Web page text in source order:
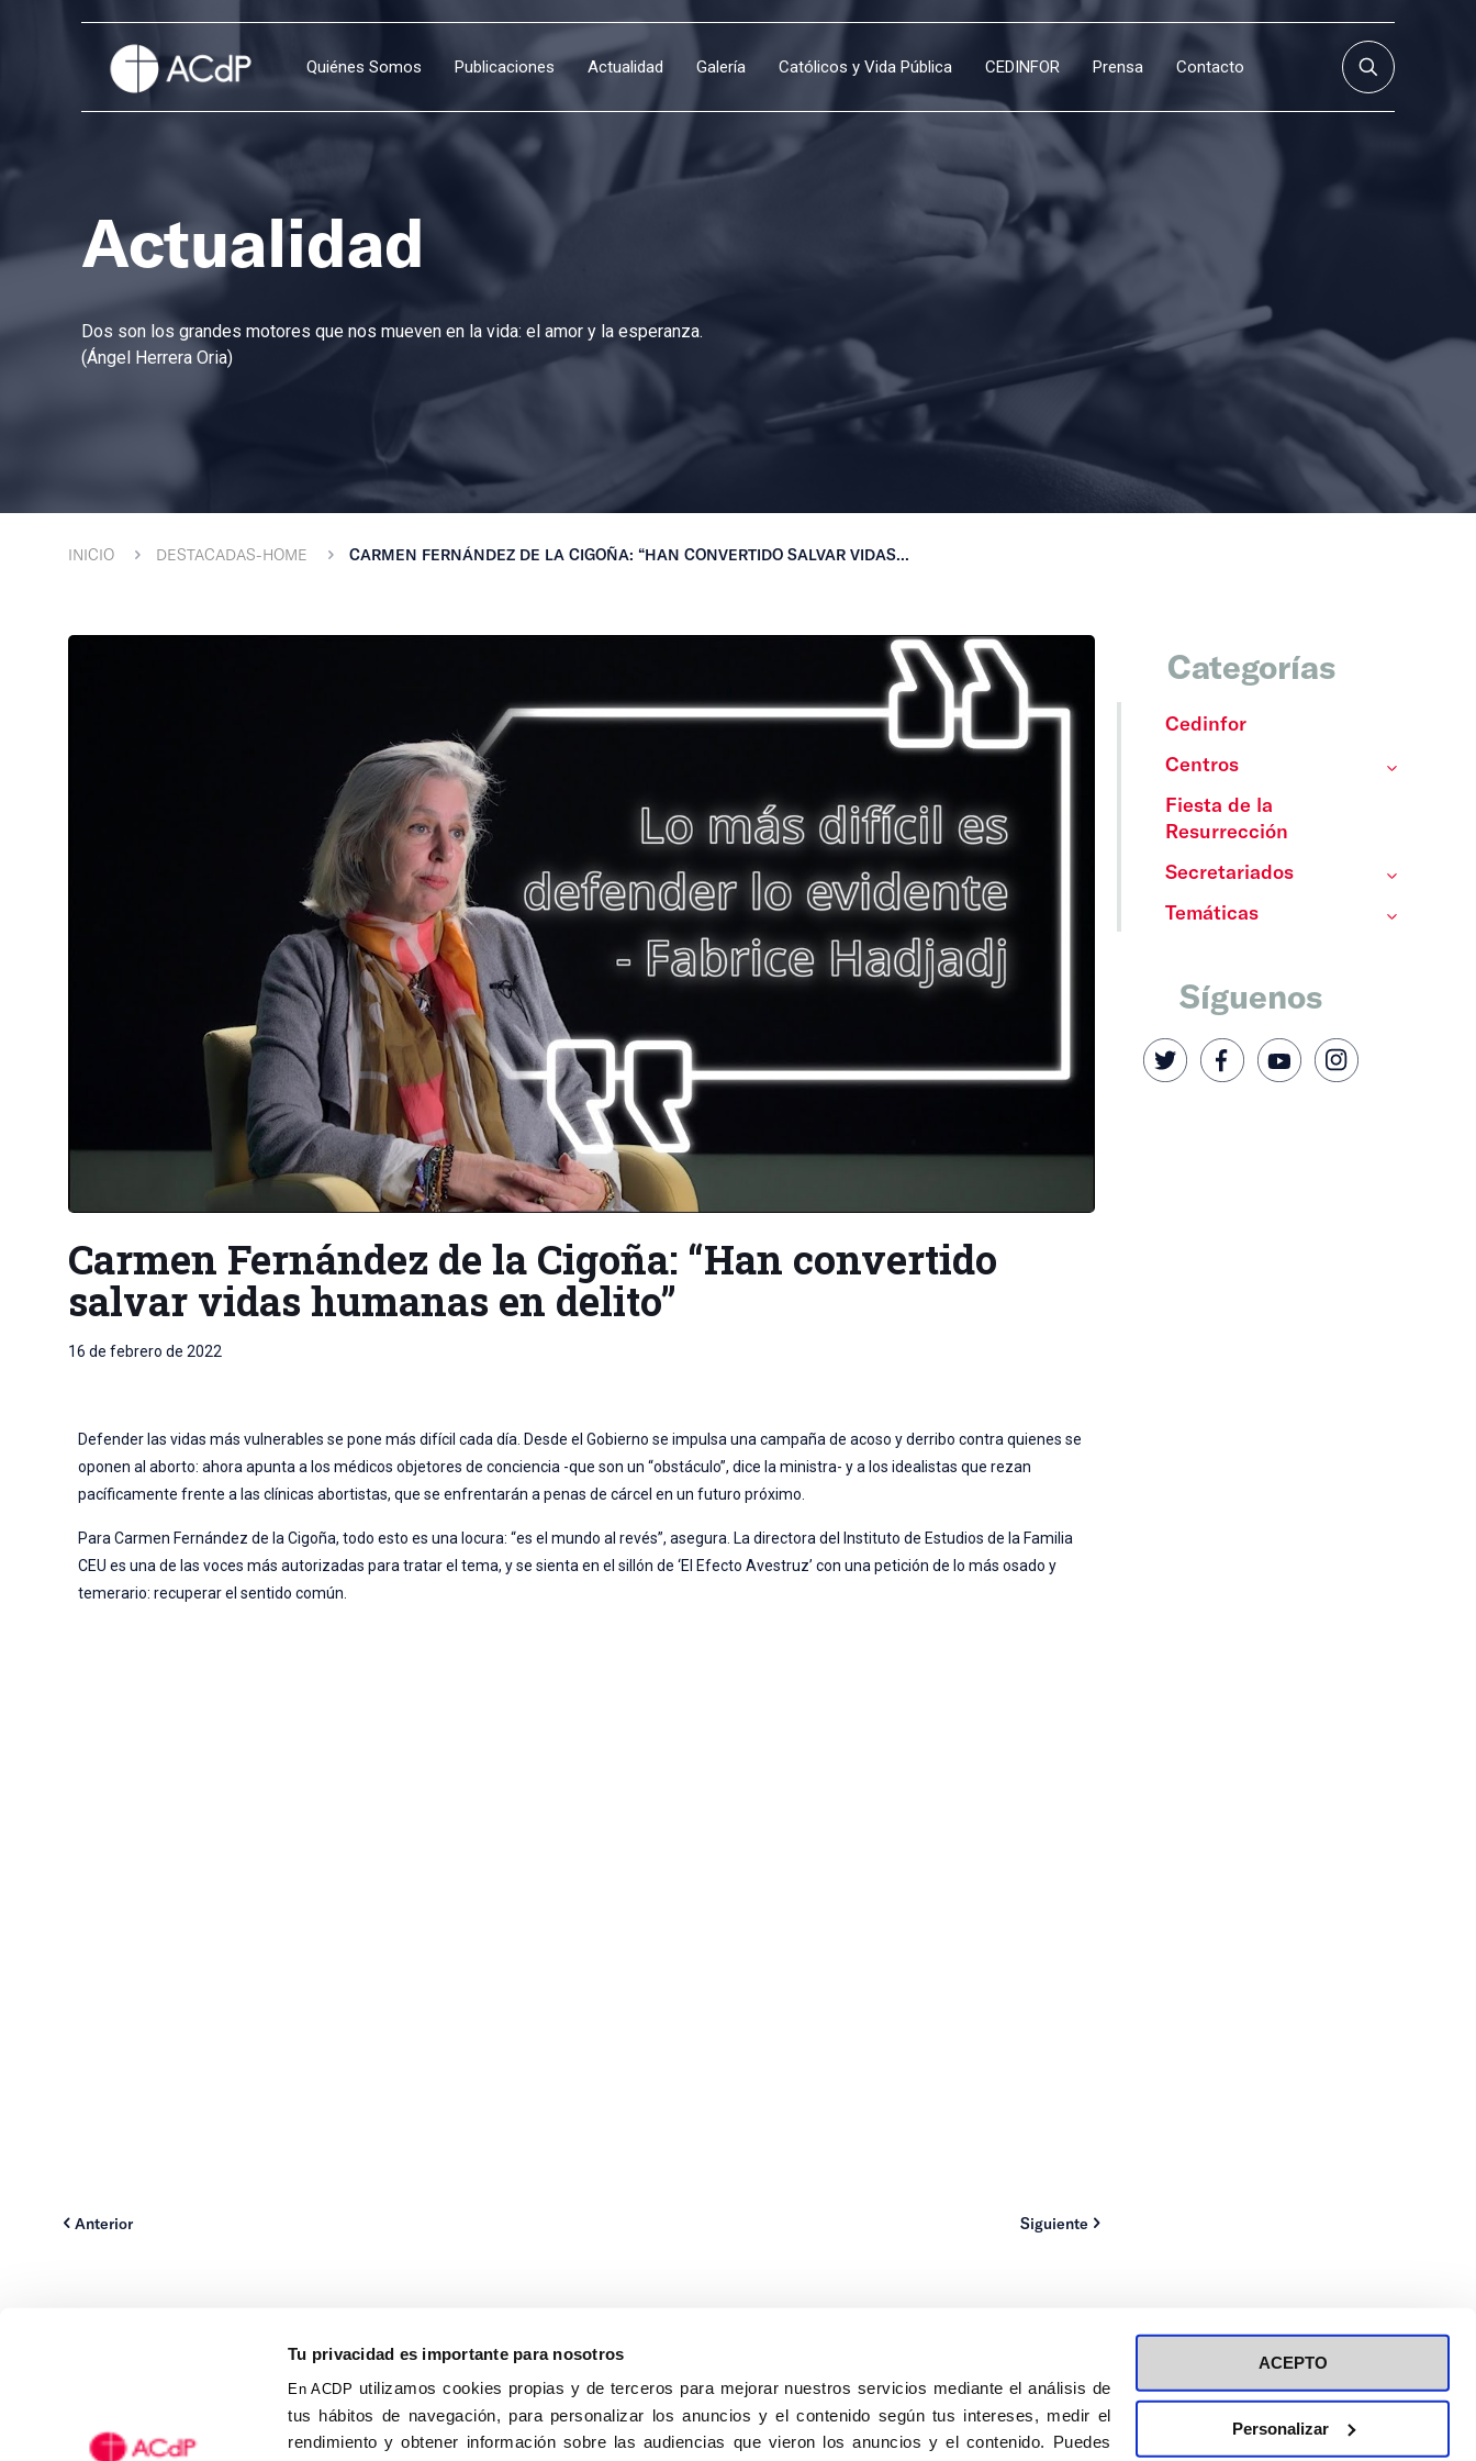
Tu privacidad es importante para nosotros
En ACDP utilizamos cookies propias y de terceros para mejorar nuestros servicios mediante el análisis de
tus hábitos de navegación, para personalizar los anuncios y el contenido según tus intereses, medir el
rendimiento y obtener información sobre las audiencias que vieron los anuncios y el contenido. Puedes
ACEPTO
Personalizar
Quiénes Somos Publicaciones Actualidad Galería Católicos y Vida Pública CEDINFOR Prensa Contacto
Actualidad
Dos son los grandes motores que nos mueven en la vida: el amor y la esperanza.
(Ángel Herrera Oria)
INICIO DESTACADAS-HOME CARMEN FERNÁNDEZ DE LA CIGOÑA: “HAN CONVERTIDO SALVAR VIDAS...
Carmen Fernández de la Cigoña: “Han convertido
salvar vidas humanas en delito”
16 de febrero de 2022
Defender las vidas más vulnerables se pone más difícil cada día. Desde el Gobierno se impulsa una campaña de acoso y derribo contra quienes se
oponen al aborto: ahora apunta a los médicos objetores de conciencia -que son un “obstáculo”, dice la ministra- y a los idealistas que rezan
pacíficamente frente a las clínicas abortistas, que se enfrentarán a penas de cárcel en un futuro próximo.
Para Carmen Fernández de la Cigoña, todo esto es una locura: “es el mundo al revés”, asegura. La directora del Instituto de Estudios de la Familia
CEU es una de las voces más autorizadas para tratar el tema, y se sienta en el sillón de ‘El Efecto Avestruz’ con una petición de lo más osado y
temerario: recuperar el sentido común.
Anterior Siguiente
Categorías
Cedinfor
Centros
Fiesta de la
Resurrección
Secretariados
Temáticas
Síguenos
Calle Isaac Peral, 58 C.P.: 28040, Madrid